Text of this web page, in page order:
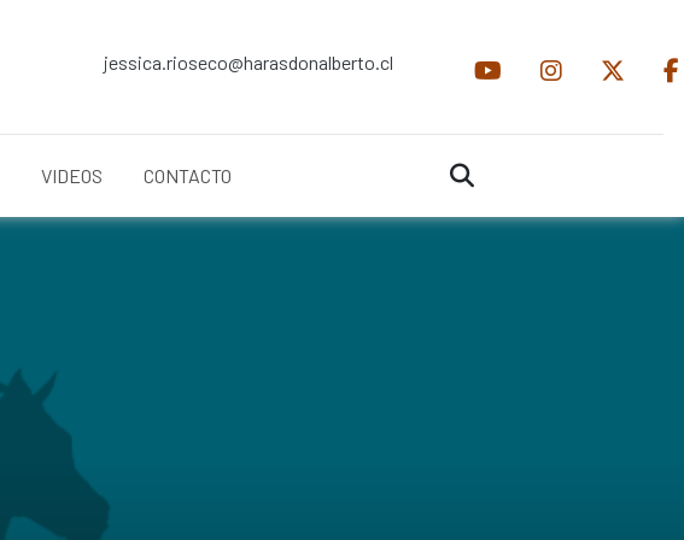
jessica.rioseco@harasdonalberto.cl
VIDEOS CONTACTO